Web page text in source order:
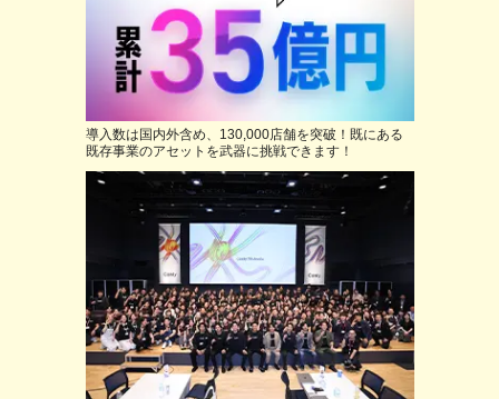
導入数は国内外含め、130,000店舗を突破！既にある
既存事業のアセットを武器に挑戦できます！